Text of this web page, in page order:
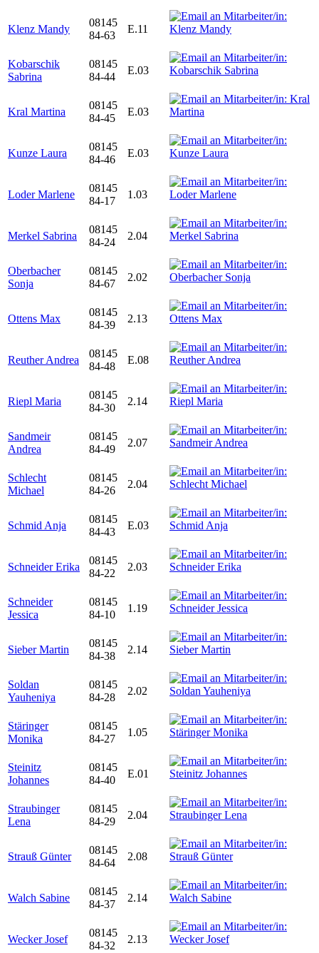
Klenz Mandy
08145
84-63
E.11
Kobarschik
Sabrina
08145
84-44
E.03
Kral Martina
08145
84-45
E.03
Kunze Laura
08145
84-46
E.03
Loder Marlene
08145
84-17
1.03
Merkel Sabrina
08145
84-24
2.04
Oberbacher
Sonja
08145
84-67
2.02
Ottens Max
08145
84-39
2.13
Reuther Andrea
08145
84-48
E.08
Riepl Maria
08145
84-30
2.14
Sandmeir
Andrea
08145
84-49
2.07
Schlecht
Michael
08145
84-26
2.04
Schmid Anja
08145
84-43
E.03
Schneider Erika
08145
84-22
2.03
Schneider
Jessica
08145
84-10
1.19
Sieber Martin
08145
84-38
2.14
Soldan
Yauheniya
08145
84-28
2.02
Stäringer
Monika
08145
84-27
1.05
Steinitz
Johannes
08145
84-40
E.01
Straubinger
Lena
08145
84-29
2.04
Strauß Günter
08145
84-64
2.08
Walch Sabine
08145
84-37
2.14
Wecker Josef
08145
84-32
2.13